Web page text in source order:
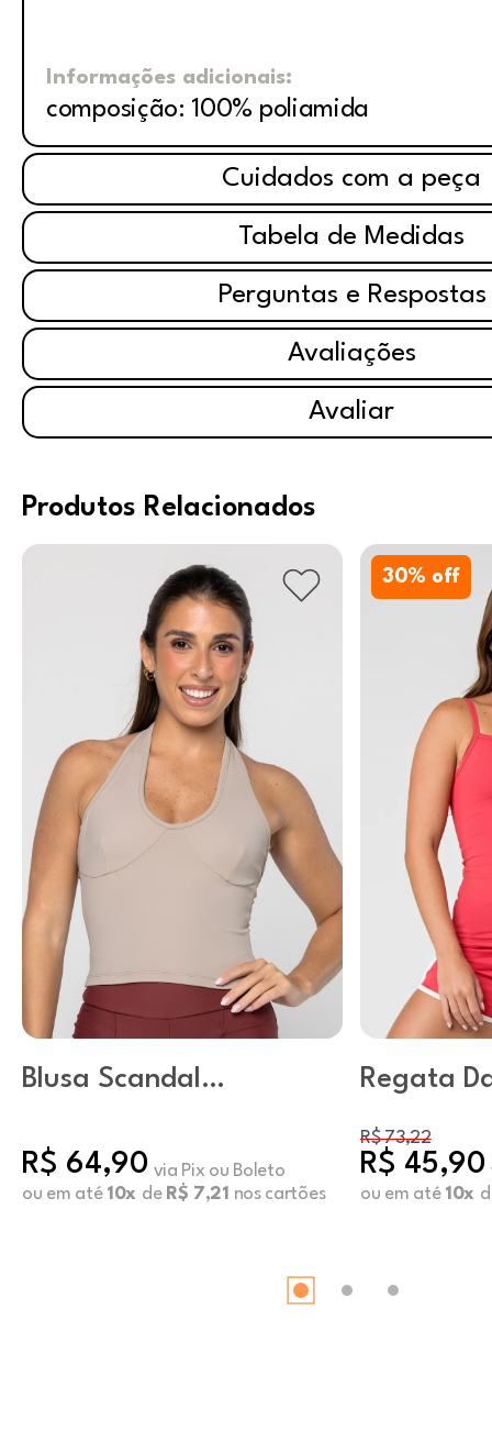
Informações adicionais:
composição: 100% poliamida
Cuidados com a peça
Tabela de Medidas
Perguntas e Respostas
Avaliações
Avaliar
Produtos Relacionados
Blusa Scandal
R$ 64,90 via Pix ou Boleto
ou em até 10x de R$ 7,21 nos cartões
30% off
Regata
R$ 73,22
R$ 45,90
ou em até 10x